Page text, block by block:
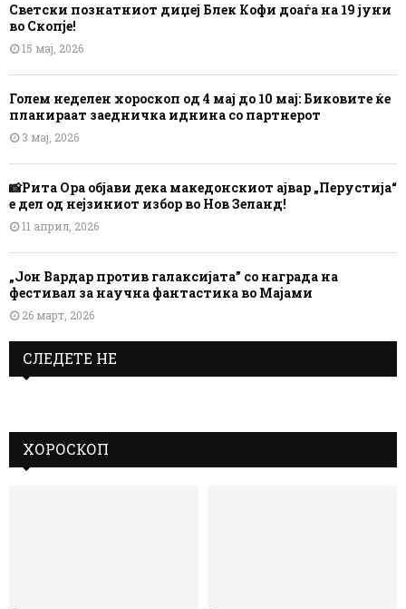
Светски познатниот диџеј Блек Кофи доаѓа на 19 јуни
во Скопје!
15 мај, 2026
Голем неделен хороскоп од 4 мај до 10 мај: Биковите ќе
планираат заедничка иднина со партнерот
3 мај, 2026
📸Рита Ора објави дека македонскиот ајвар „Перустија“
е дел од нејзиниот избор во Нов Зеланд!
11 април, 2026
„Јон Вардар против галаксијата” со награда на
фестивал за научна фантастика во Мајами
26 март, 2026
СЛЕДЕТЕ НЕ
ХОРОСКОП